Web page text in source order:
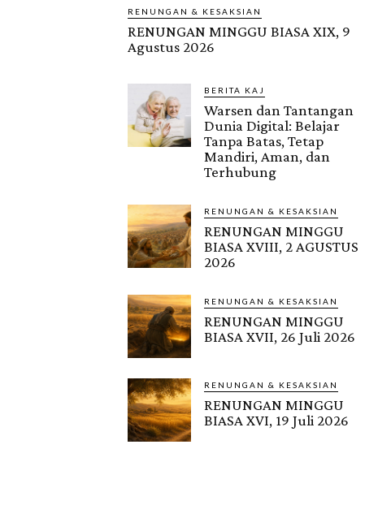
RENUNGAN & KESAKSIAN
RENUNGAN MINGGU BIASA XIX, 9
Agustus 2026
BERITA KAJ
Warsen dan Tantangan
Dunia Digital: Belajar
Tanpa Batas, Tetap
Mandiri, Aman, dan
Terhubung
RENUNGAN & KESAKSIAN
RENUNGAN MINGGU
BIASA XVIII, 2 AGUSTUS
2026
RENUNGAN & KESAKSIAN
RENUNGAN MINGGU
BIASA XVII, 26 Juli 2026
RENUNGAN & KESAKSIAN
RENUNGAN MINGGU
BIASA XVI, 19 Juli 2026